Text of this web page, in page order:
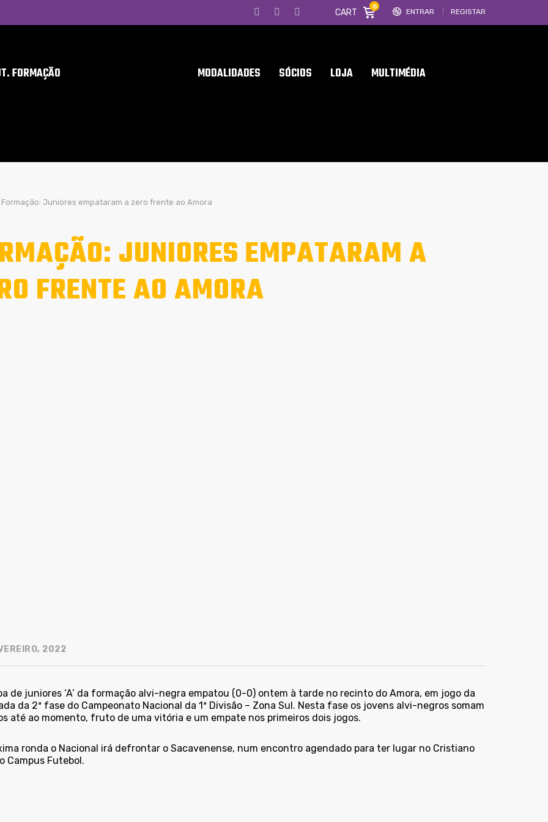
ENTRAR REGISTAR
CART
0
FORMAÇÃO MODALIDADES SÓCIOS LOJA MULTIMÉDIA
Formação: Juniores empataram a zero frente ao Amora
JUNIORES EMPATARAM A
FRENTE AO AMORA
2022
de juniores ‘A’ da formação alvi-negra empatou (0-0) ontem à tarde no recinto do Amora, em jogo da
da 2ª fase do Campeonato Nacional da 1ª Divisão – Zona Sul. Nesta fase os jovens alvi-negros somam
até ao momento, fruto de uma vitória e um empate nos primeiros dois jogos.
ronda o Nacional irá defrontar o Sacavenense, num encontro agendado para ter lugar no Cristiano
Campus Futebol.